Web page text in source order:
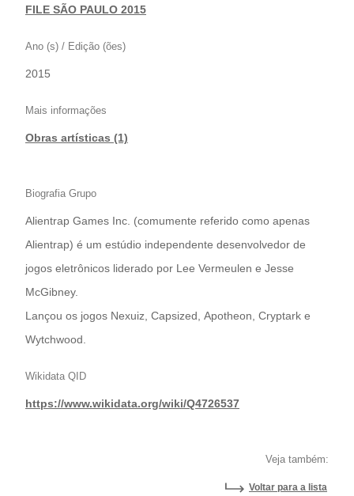
FILE SÃO PAULO 2015
Ano (s) / Edição (ões)
2015
Mais informações
Obras artísticas (1)
Biografia Grupo
Alientrap Games Inc. (comumente referido como apenas
Alientrap) é um estúdio independente desenvolvedor de
jogos eletrônicos liderado por Lee Vermeulen e Jesse
McGibney.
Lançou os jogos Nexuiz, Capsized, Apotheon, Cryptark e
Wytchwood.
Wikidata QID
https://www.wikidata.org/wiki/Q4726537
Veja também:
Voltar para a lista